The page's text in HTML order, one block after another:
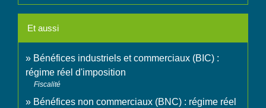
Et aussi
Bénéfices industriels et commerciaux (BIC) :
régime réel d'imposition
Fiscalité
Bénéfices non commerciaux (BNC) : régime réel